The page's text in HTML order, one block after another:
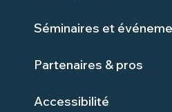
Séminaires et
Partenaires & pros
Accessibilité